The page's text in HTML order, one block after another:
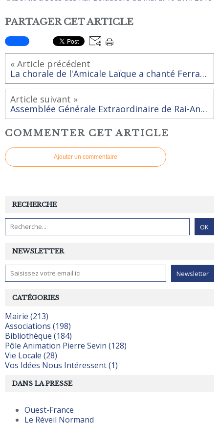
PARTAGER CET ARTICLE
« Article précédent
La chorale de l'Amicale Laïque a chanté Ferrat et Aragon
Article suivant »
Assemblée Générale Extraordinaire de Rai-Animation
COMMENTER CET ARTICLE
Ajouter un commentaire
NEWSLETTER
RECHERCHE
CATÉGORIES
Mairie (213)
Associations (198)
Bibliothèque (184)
Pôle Animation Pierre Sevin (128)
Vie Locale (28)
Vos Idées Nous Intéressent (1)
DANS LA PRESSE
Ouest-France
Le Réveil Normand